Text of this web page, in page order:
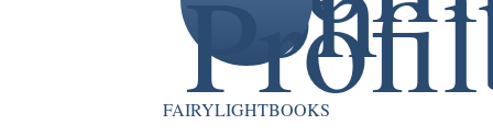
FAIRYLIGHTBOOKS